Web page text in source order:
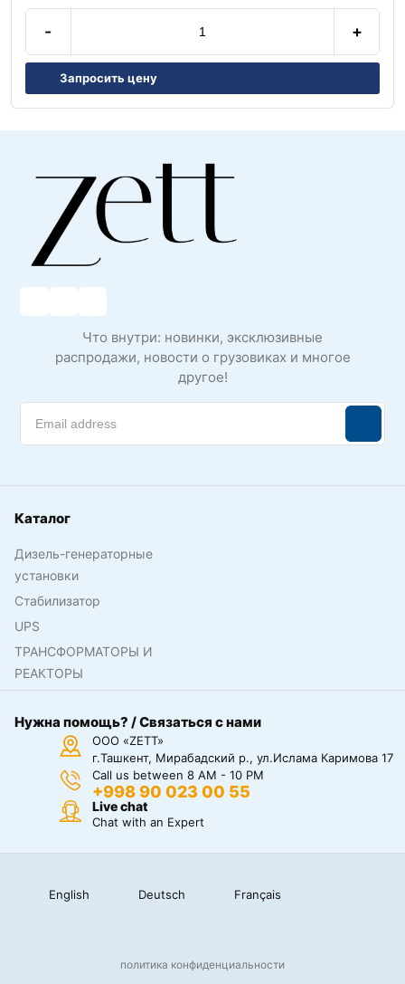
- +
Запросить цену
Что внутри: новинки, эксклюзивные
распродажи, новости о грузовиках и многое
другое!
Каталог
Дизель-генераторные
установки
Стабилизатор
UPS
ТРАНСФОРМАТОРЫ И
РЕАКТОРЫ
Нужна помощь? / Связаться с нами
ООО «ZETT»
г.Ташкент, Мирабадский р., ул.Ислама Каримова 17
Call us between 8 AM - 10 PM
+998 90 023 00 55
Live chat
Chat with an Expert
English Deutsch Français
политика конфиденциальности